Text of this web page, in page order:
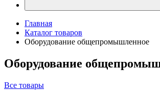
Главная
Каталог товаров
Оборудование общепромышленное
Оборудование
Все товары